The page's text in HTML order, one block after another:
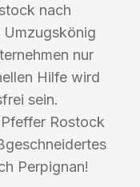
nach
Umzugskönig
nur
Hilfe wird
sein.
Rostock
Perpignan!